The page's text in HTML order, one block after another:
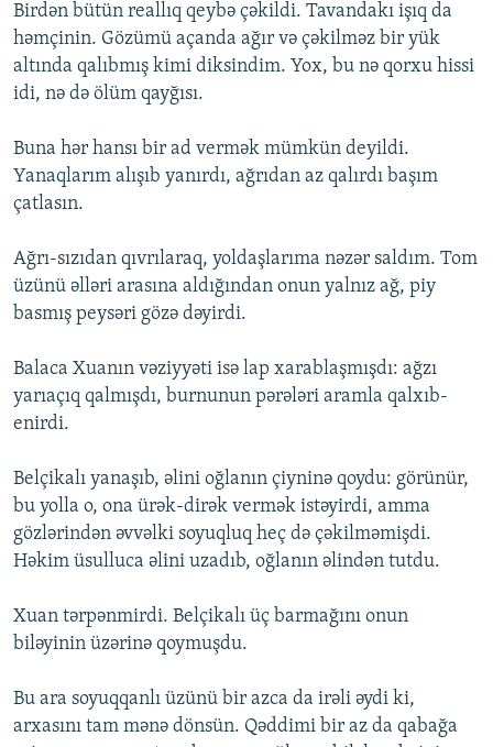
Birdən bütün reallıq qeybə çəkildi. Tavandakı işıq da
həmçinin. Gözümü açanda ağır və çəkilməz bir yük
altında qalıbmış kimi diksindim. Yox, bu nə qorxu hissi
idi, nə də ölüm qayğısı.
Buna hər hansı bir ad vermək mümkün deyildi.
Yanaqlarım alışıb yanırdı, ağrıdan az qalırdı başım
çatlasın.
Ağrı-sızıdan qıvrılaraq, yoldaşlarıma nəzər saldım. Tom
üzünü əlləri arasına aldığından onun yalnız ağ, piy
basmış peysəri gözə dəyirdi.
Balaca Xuanın vəziyyəti isə lap xarablaşmışdı: ağzı
yarıaçıq qalmışdı, burnunun pərələri aramla qalxıb-
enirdi.
Belçikalı yanaşıb, əlini oğlanın çiyninə qoydu: görünür,
bu yolla o, ona ürək-dirək vermək istəyirdi, amma
gözlərindən əvvəlki soyuqluq heç də çəkilməmişdi.
Həkim üsulluca əlini uzadıb, oğlanın əlindən tutdu.
Xuan tərpənmirdi. Belçikalı üç barmağını onun
biləyinin üzərinə qoymuşdu.
Bu ara soyuqqanlı üzünü bir azca da irəli əydi ki,
arxasını tam mənə dönsün. Qəddimi bir az da qabağa